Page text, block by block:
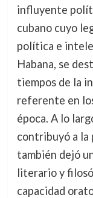
influyente
cubano cuyo
política e
Habana, se
tiempos de la
referente en
época. A lo
contribuyó a la
también dejó
literario y
capacidad